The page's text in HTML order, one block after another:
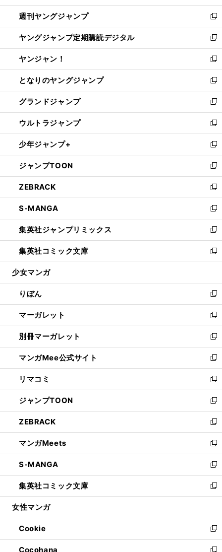
開
く
ウ
で
開
く
ン
ド
ウ
で
開
く
ウ
ィ
ン
ド
ウ
で
開
く
週刊ヤングジャンプ
新
し
い
ウ
ィ
ン
ド
ウ
で
開
く
ヤングジャンプ定期購読デジタル
新
し
い
ウ
ィ
ン
ド
ウ
で
開
く
ヤンジャン！
新
し
い
ウ
ィ
ン
ド
ウ
で
開
く
となりのヤングジャンプ
新
し
い
ウ
ィ
ン
ド
ウ
で
開
く
グランドジャンプ
新
し
い
ウ
ィ
ン
ド
ウ
で
開
く
ウルトラジャンプ
新
し
い
ウ
ィ
ン
ド
ウ
で
開
く
少年ジャンプ+
新
し
い
ウ
ィ
ン
ド
ウ
で
開
く
ジャンプTOON
新
し
い
ウ
ィ
ン
ド
ウ
で
開
ZEBRACK
新
し
い
ウ
ィ
ン
ド
ウ
開
く
S-MANGA
新
し
い
ウ
ィ
ン
ウ
で
開
く
集英社ジャンプリミックス
新
し
い
ウ
ン
ド
ウ
で
開
く
集英社コミック文庫
新
し
ウ
ィ
ン
ド
ウ
で
開
く
少女マンガ
りぼん
新
し
い
ウ
ィ
ン
ド
ウ
で
開
く
マーガレット
新
し
い
ウ
ィ
ン
ド
ウ
で
開
く
別冊マーガレット
新
し
い
ウ
ィ
ン
ド
ウ
で
開
く
マンガMee公式サイト
新
し
い
ウ
ィ
ン
ド
ウ
で
開
く
リマコミ
新
し
い
ウ
ィ
ン
ド
ウ
で
開
く
ジャンプTOON
新
し
い
ウ
ィ
ン
ド
ウ
で
開
ZEBRACK
新
し
い
ウ
ィ
ン
ド
ウ
開
く
マンガMeets
新
し
い
ウ
ィ
ン
ウ
で
開
く
S-MANGA
新
し
い
ウ
ン
ド
ウ
で
集英社コミック文庫
新
し
ウ
ィ
ン
女性マンガ
Cookie
新
し
Cocohana